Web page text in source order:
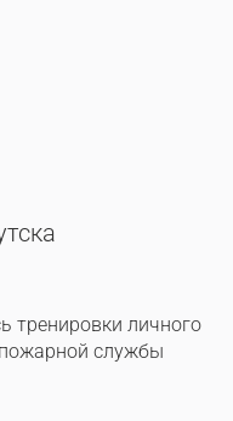
тренировки личного
службы